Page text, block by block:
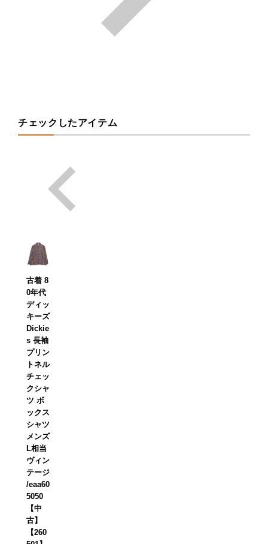
チェックしたアイテム
古着 8
0年代
ディッ
キーズ
Dickie
s 長袖
プリン
トネル
チェッ
クシャ
ツ ボ
ックス
シャツ
メンズ
L相当
ヴィン
テージ
/eaa60
5050
【中
古】
【260